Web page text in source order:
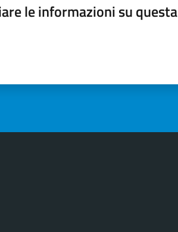
le informazioni su questa